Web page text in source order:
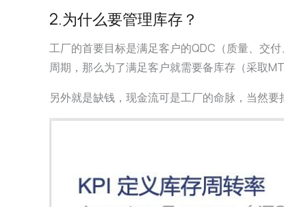
2.为什么要管理库存？
工厂的首要目标是满足客户的QDC（质量、交
周期，那么为了满足客户就需要备库存（采取
另外就是缺钱，现金流可是工厂的命脉，当然